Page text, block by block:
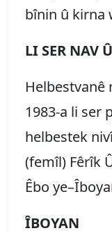
bînin û kirna
LI SER NAV
Helbestvanê
1983-a li ser
helbestek
(femîl) Fêrîk
Êbo
ÎBOYAN